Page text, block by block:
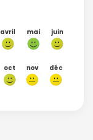
avril mai juin
oct nov déc